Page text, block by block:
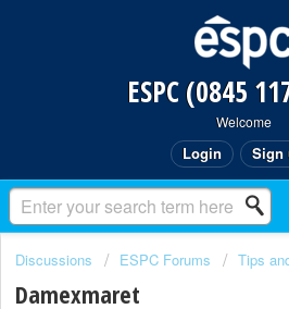
ESPC (0845
Welcome
Login Sign
Discussions ESPC Forums Tips
Damexmaret